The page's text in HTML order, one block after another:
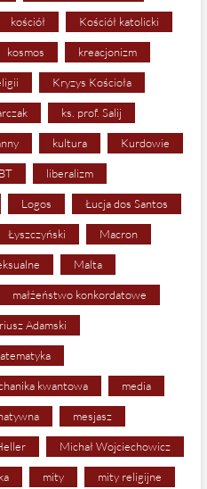
kościół Kościół katolicki
kosmos kreacjonizm
Kryzys Kościoła
ks. prof. Salij
kultura Kurdowie
liberalizm
Logos Łucja dos Santos
Łyszczyński Macron
Malta
małżeństwo konkordatowe
Adamski
kwantowa media
mesjasz
Michał Wojciechowicz
mity mity religijne